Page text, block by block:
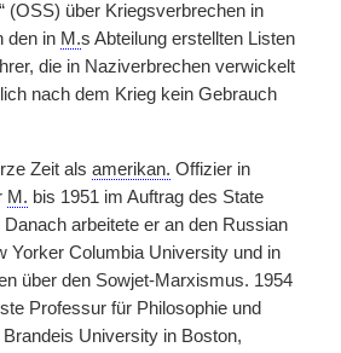
(OSS) über Kriegsverbrechen in
den in M.s Abteilung erstellten Listen
die in Naziverbrechen verwickelt
nach dem Krieg kein Gebrauch
Zeit als amerikan. Offizier in
M. bis 1951 im Auftrag des State
Danach arbeitete er an den Russian
Yorker Columbia University und in
über den Sowjet-Marxismus. 1954
Professur für Philosophie und
Brandeis University in Boston,